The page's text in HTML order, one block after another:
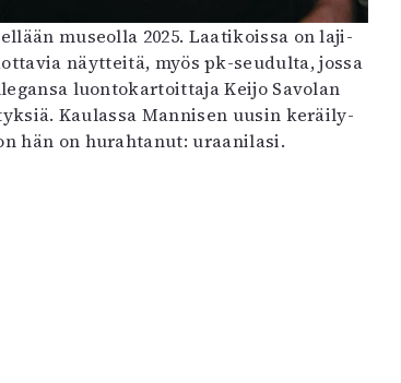
museolla 2025. Laatikoissa on laji­
näytteitä, myös pk-seudulta, jossa
luonto­kartoittaja Keijo Savolan
Kaulassa Mannisen uusin keräily­
hän on hurahtanut: uraani­lasi.